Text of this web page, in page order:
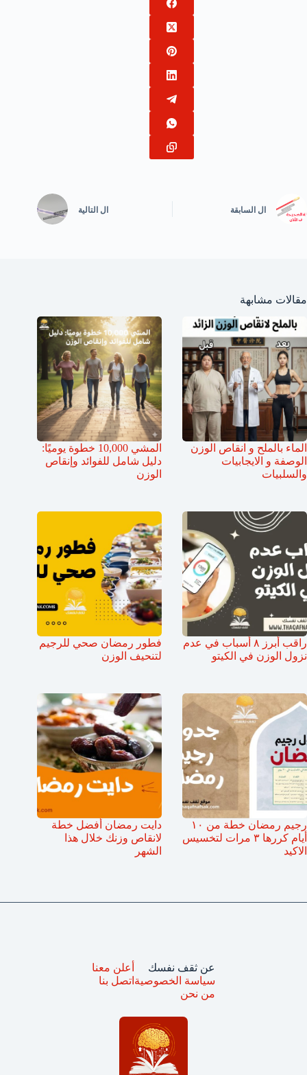
ال السابقة ال التالية
مقالات مشابهة
الماء بالملح و انقاص الوزن
الوصفة و الايجابيات
والسلبيات
المشي 10,000 خطوة يوميًا:
دليل شامل للفوائد وإنقاص
الوزن
راقب أبرز ٨ أسباب في عدم
نزول الوزن في الكيتو
فطور رمضان صحي للرجيم
لتنحيف الوزن
رجيم رمضان خطة من ١٠
أيام كررها ٣ مرات لتخسيس
الاكيد
دايت رمضان أفضل خطة
لانقاص وزنك خلال هذا
الشهر
عن ثقف نفسك
سياسة الخصوصية
من نحن
أعلن معنا
اتصل بنا